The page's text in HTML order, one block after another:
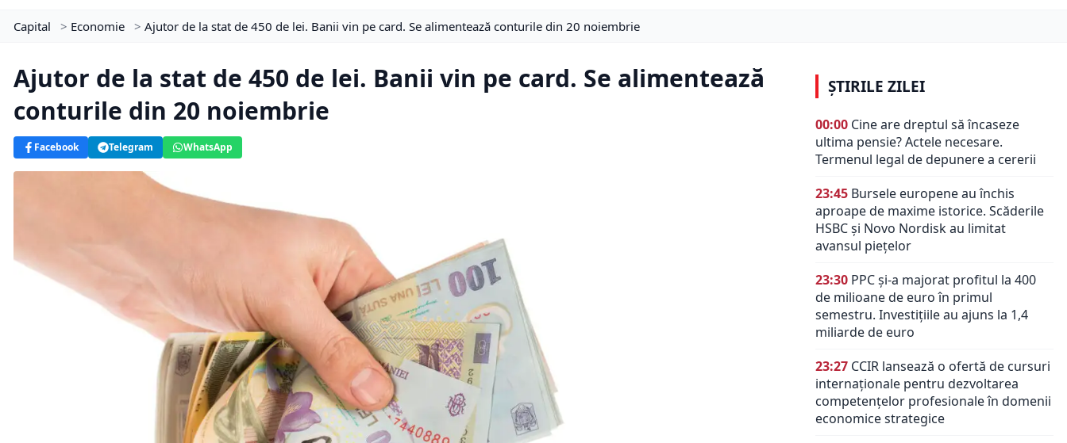
Capital > Economie > Ajutor de la stat de 450 de lei. Banii vin pe card. Se alimentează conturile din 20 noiembrie
Ajutor de la stat de 450 de lei. Banii vin pe card. Se alimentează
conturile din 20 noiembrie
Facebook Telegram WhatsApp
ȘTIRILE ZILEI
00:00 Cine are dreptul să încaseze
ultima pensie? Actele necesare.
Termenul legal de depunere a cererii
23:45 Bursele europene au închis
aproape de maxime istorice. Scăderile
HSBC și Novo Nordisk au limitat
avansul piețelor
23:30 PPC și-a majorat profitul la 400
de milioane de euro în primul
semestru. Investițiile au ajuns la 1,4
miliarde de euro
23:27 CCIR lansează o ofertă de cursuri
internaționale pentru dezvoltarea
competențelor profesionale în domenii
economice strategice